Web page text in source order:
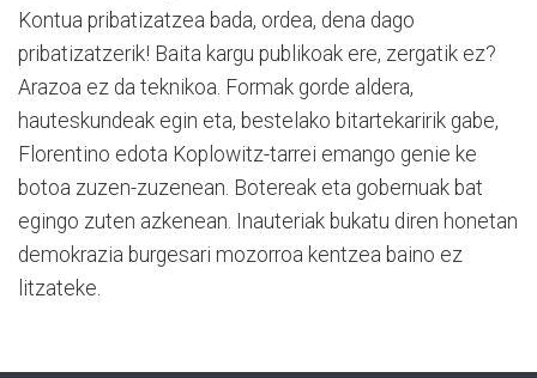
Kontua pribatizatzea bada, ordea, dena dago
pribatizatzerik! Baita kargu publikoak ere, zergatik ez?
Arazoa ez da teknikoa. Formak gorde aldera,
hauteskundeak egin eta, bestelako bitartekaririk gabe,
Florentino edota Koplowitz-tarrei emango genie ke
botoa zuzen-zuzenean. Botereak eta gobernuak bat
egingo zuten azkenean. Inauteriak bukatu diren honetan
demokrazia burgesari mozorroa kentzea baino ez
litzateke.